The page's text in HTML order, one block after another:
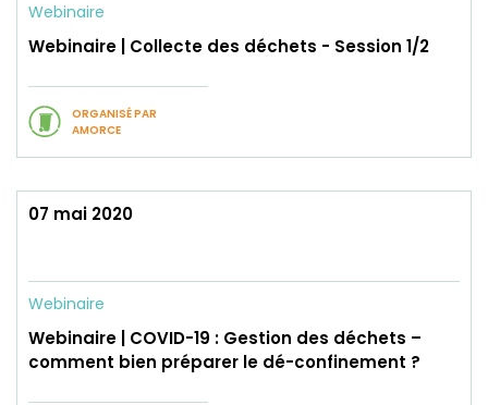
Webinaire
Webinaire | Collecte des déchets - Session 1/2
ORGANISÉ PAR
AMORCE
07 mai 2020
Webinaire
Webinaire | COVID-19 : Gestion des déchets –
comment bien préparer le dé-confinement ?